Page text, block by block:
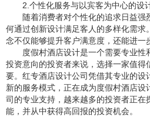
2.个性化服务与以宾客为中心的设
随着消费者对个性化的追求日益强
何通过创新设计满足客人的多样化需求
念不仅能够提升客户满意度，还能进一
度假村酒店设计是一个需要专业
投资意向的投资者来说，选择一家值得
要。红专酒店设计公司凭借其专业的设
新的服务模式，正在成为度假村酒店
司的专业支持，越来越多的投资者正在
能，并从中获得高回报的投资机会。